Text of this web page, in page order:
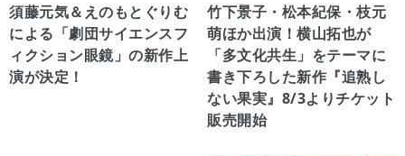
須藤元気＆えのもとぐりむ
による「劇団サイエンスフ
ィクション眼鏡」の新作上
演が決定！
竹下景子・松本紀保・枝元
萌ほか出演！横山拓也が
「多文化共生」をテーマに
書き下ろした新作『追熟し
ない果実』8/3よりチケット
販売開始